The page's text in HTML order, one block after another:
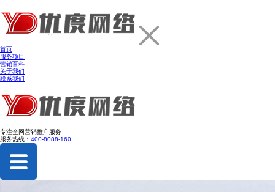
首页
服务项目
营销百科
关于我们
联系我们
专注全网营销推广服务
服务热线： 400-8088-160